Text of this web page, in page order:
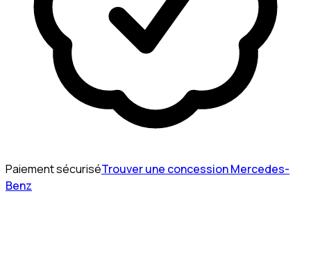
Paiement sécuriséTrouver une concession Mercedes-
Benz